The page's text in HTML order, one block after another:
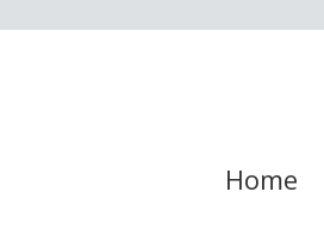
Home